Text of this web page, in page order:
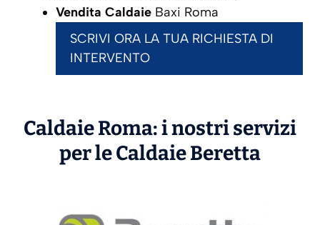
Vendita Caldaie Baxi Roma
SCRIVI ORA LA TUA RICHIESTA DI
INTERVENTO
Caldaie Roma: i nostri servizi
per le CaldaieBeretta